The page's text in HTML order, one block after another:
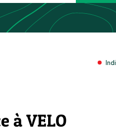
à VELO